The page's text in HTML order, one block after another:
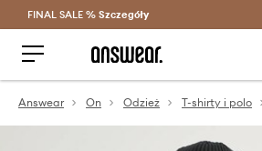
Oszczędzaj z Answear Club >
FINAL SALE % Szczegóły
Answear On Odzież T-shirty i polo